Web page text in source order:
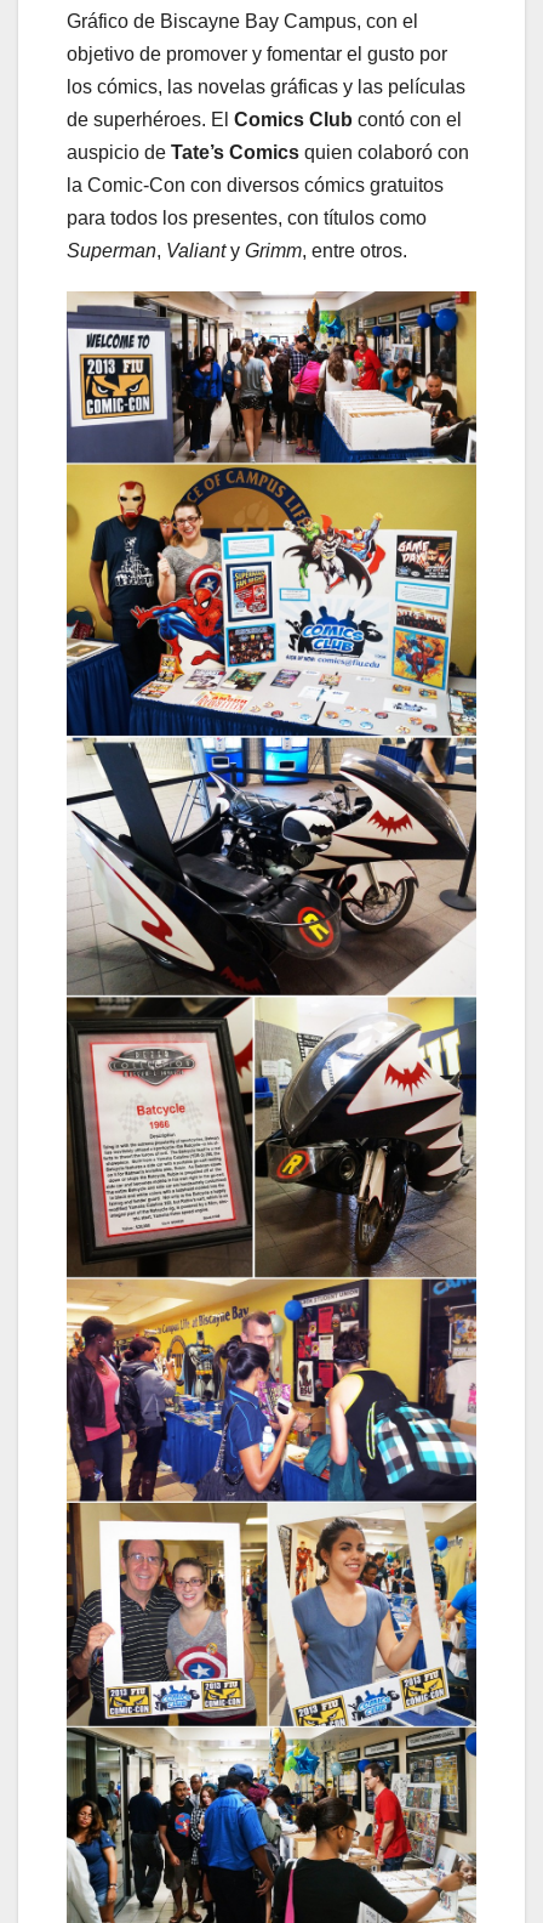
Gráfico de Biscayne Bay Campus, con el
objetivo de promover y fomentar el gusto por
los cómics, las novelas gráficas y las películas
de superhéroes. El Comics Club contó con el
auspicio de Tate’s Comics quien colaboró con
la Comic-Con con diversos cómics gratuitos
para todos los presentes, con títulos como
Superman, Valianty Grimm, entre otros.